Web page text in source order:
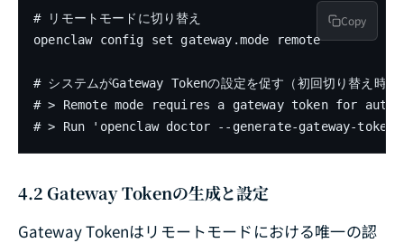
# リモートモードに切り替え
openclaw config set gateway.mode remote
# システムがGateway Tokenの設定を促す（初回切り替え時）
# > Remote mode requires a gateway token for
# > Run 'openclaw doctor --generate-gateway-
Copy
4.2 Gateway Tokenの生成と設定
Gateway Tokenはリモートモードにおける唯一の認